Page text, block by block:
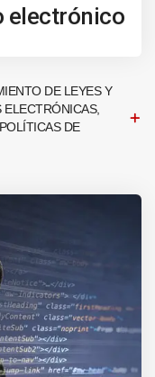
electrónico
DE LEYES Y
DE